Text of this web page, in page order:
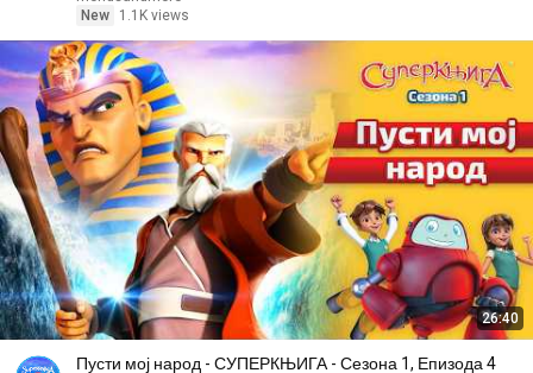
New
1.1K views
26:40
Пусти мој народ - СУПЕРКЊИГА - Сезона 1, Епизода 4